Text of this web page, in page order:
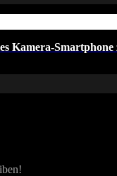
Kamera-